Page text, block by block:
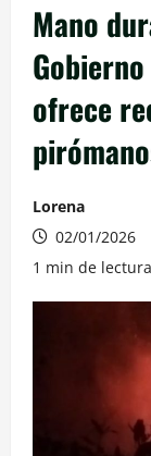
Mano
ofrece
Lorena
02/01/2026
1 min de lectura